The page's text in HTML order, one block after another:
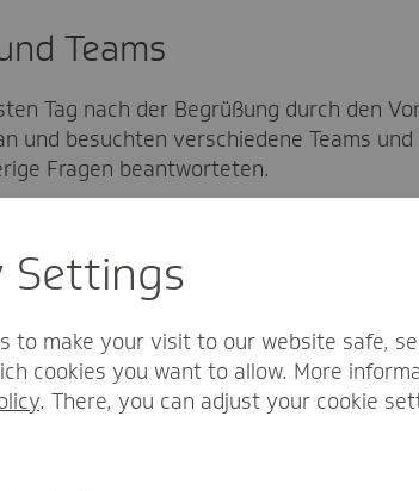
Teams
Tag nach der Begrüßung durch den
und besuchten verschiedene Teams
Fragen beantworteten.
der TK ist die
sind das Sprachrohr für rund
in ihrem Sinne mit und
Nicht ohne eine süße
Settings
to make your visit to our website safe,
cookies you want to allow. More
. There, you can adjust your cookie